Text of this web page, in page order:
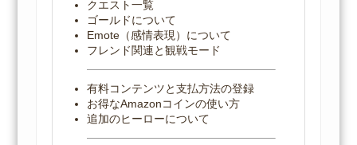
クエスト一覧
ゴールドについて
Emote（感情表現）について
フレンド関連と観戦モード
有料コンテンツと支払方法の登録
お得なAmazonコインの使い方
追加のヒーローについて